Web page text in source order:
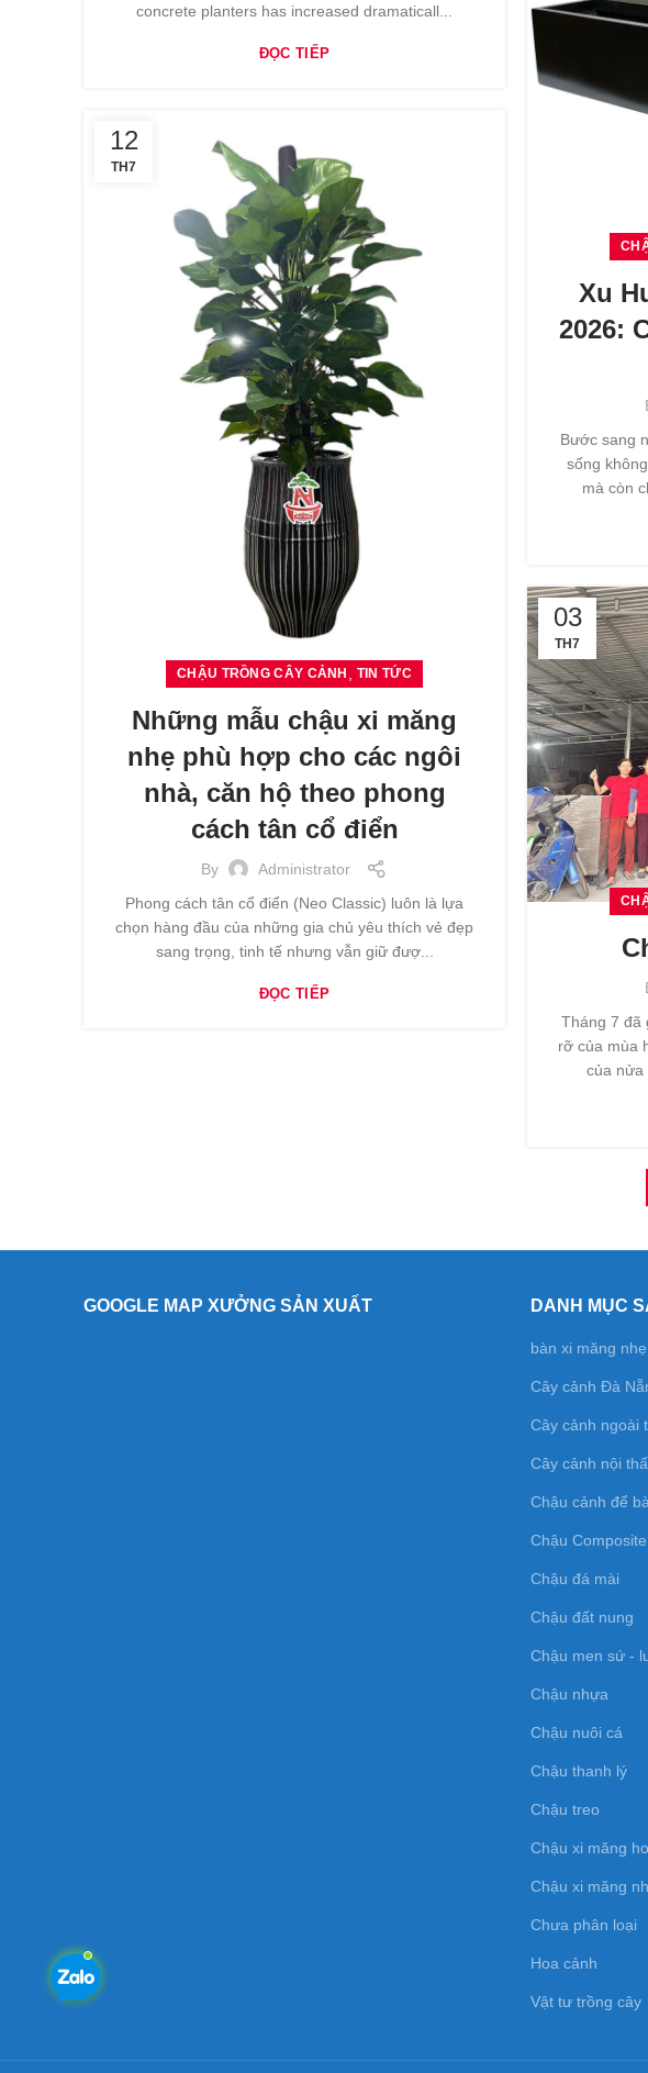
concrete planters has increased dramaticall...
ĐỌC TIẾP
Xu
2026:
Bước sang
sống
mà còn
12
TH7
CHẬU TRỒNG CÂY CẢNH TIN TỨC
Những mẫu chậu xi măng
nhẹ phù hợp cho các ngôi
nhà, căn hộ theo phong
cách tân cổ điển
By
Administrator
Phong cách tân cổ điển (Neo Classic) luôn là lựa
chọn hàng đầu của những gia chủ yêu thích vẻ đẹp
sang trọng, tinh tế nhưng vẫn giữ đượ...
ĐỌC TIẾP
03
TH7
Tháng 7 đã
rỡ của mùa
của nửa
GOOGLE MAP XƯỞNG SẢN XUẤT DANH MỤC
bàn xi măng nhẹ
Cây cảnh Đà
Cây cảnh ngoài
Cây cảnh nội
Chậu cảnh để
Chậu Composite
Chậu đá mài
Chậu đất nung
Chậu men sứ -
Chậu nhựa
Chậu nuôi cá
Chậu thanh lý
Chậu treo
Chậu xi măng
Chậu xi măng
Chưa phân loại
Hoa cảnh
Vật tư trồng cây